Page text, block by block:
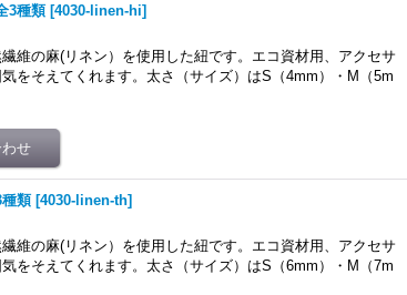
3種類 [4030-linen-hi]
維の麻(リネン）を使用した紐です。エコ資材用、アクセサ
をそえてくれます。太さ（サイズ）はS（4mm）・M（5m
類 [4030-linen-th]
維の麻(リネン）を使用した紐です。エコ資材用、アクセサ
をそえてくれます。太さ（サイズ）はS（6mm）・M（7m